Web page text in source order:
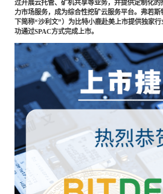
教育与培训
母婴 农
园林绿化
过开展云托管、矿机共享等业务，并提供定制化
力市场服务，成为综合性挖矿云服务平台。弗若
下简称“沙利文”）为比特小鹿赴美上市提供独家
功通过SPAC方式完成上市。